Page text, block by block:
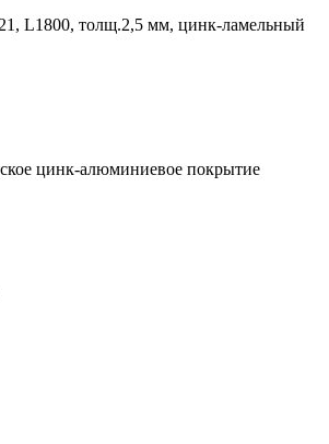
L1800, толщ.2,5 мм, цинк-ламельный
цинк-алюминиевое покрытие